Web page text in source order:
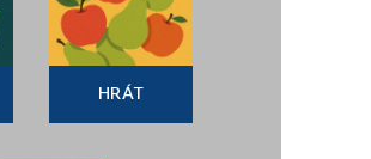
HRÁT